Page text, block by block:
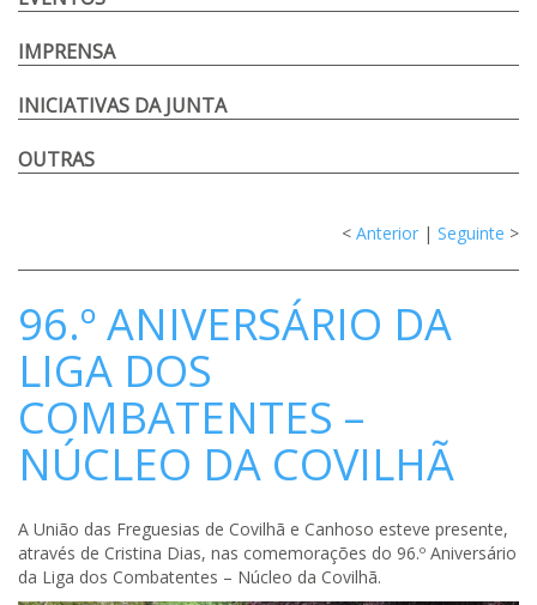
IMPRENSA
INICIATIVAS DA JUNTA
OUTRAS
< Anterior | Seguinte >
96.º ANIVERSÁRIO DA
LIGA DOS
COMBATENTES –
NÚCLEO DA COVILHÃ
A União das Freguesias de Covilhã e Canhoso esteve presente,
através de Cristina Dias, nas comemorações do 96.º Aniversário
da Liga dos Combatentes – Núcleo da Covilhã.